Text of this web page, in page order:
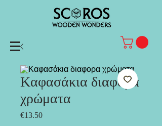
Kαφασάκια διαφορα
χρώματα
€13.50Price